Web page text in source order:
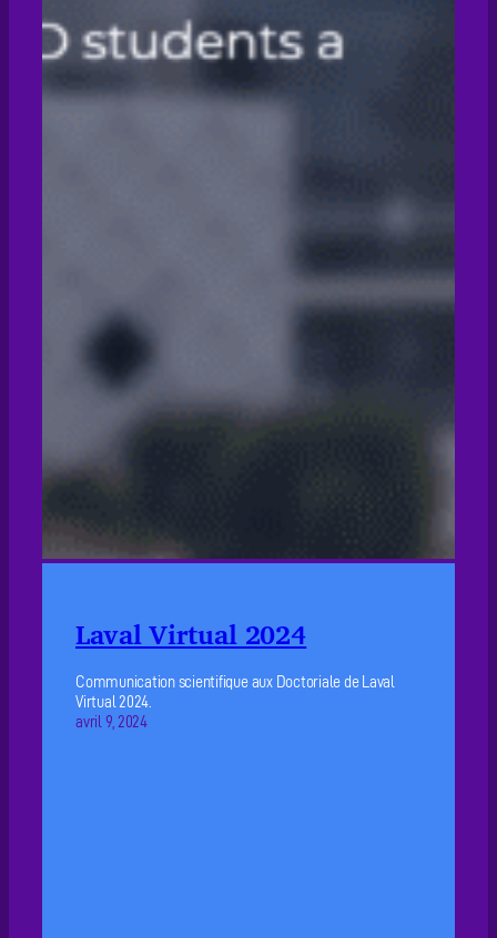
Laval Virtual 2024
Communication scientifique aux Doctoriale de Laval
Virtual 2024.
avril 9, 2024